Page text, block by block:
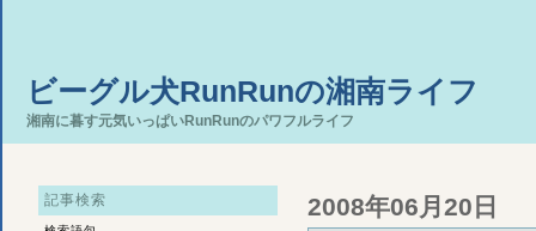
ビーグル犬RunRunの湘南ライフ
湘南に暮す元気いっぱいRunRunのパワフルライフ
記事検索 2008年06月20日